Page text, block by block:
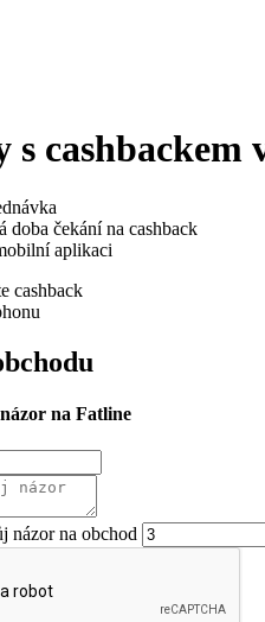
s cashbackem
doba čekání na cashback
aplikaci
cashback
na Fatline
názor na obchod